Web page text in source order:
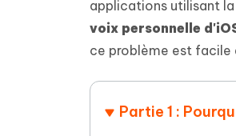
4DDiG - Windows Data
Récupérer les fichiers
Voir tous les produits
l'IA
Changer l'emplacement de
OCR et conversion de PDF en
gratuite
2.0.0
Résumer des documents PDF
applications utilisant
voix personnelle
ce problème est facile
Partie 1 :